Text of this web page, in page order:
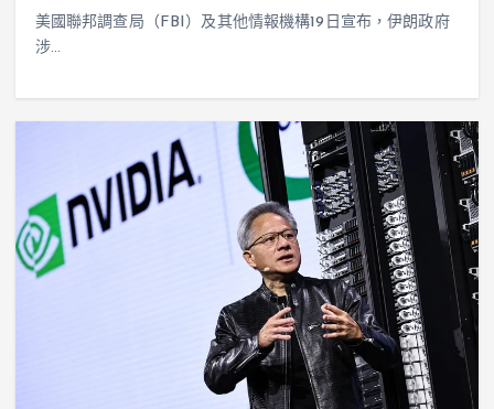
美國聯邦調查局（FBI）及其他情報機構19日宣布，伊朗政府
涉…